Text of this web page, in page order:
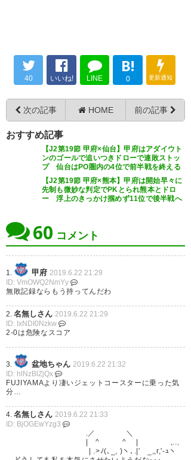
れたら、多分洸一が押し込んで
きた。佐藤洸一が点を取れるの
は、こういう所。 #vfk
— FR (Ventrock)
勝ったぁぁぁぁぁぁ！ 大逆転
https://t.co/fLWrCB4BzF
— ひろ🔥 (kumakuma1022)
2019, 6月 22
FC琉球を止めたぞー！ 輝く夜空
勝利の星は俺らの上に！ #VFK
— Shiron@高木さん大好き！
(Shiron79060299)
(MINItartan2708)2019, 6月 22
6/22 #琉球対甲府 試合結果 ○5-
2 厳しい戦いをチーム全員で勝
ち取りました‼️ #諦めない気持ち
が逆転劇を生みだしました🔥 試
合直後の様子をどうぞ💙❤️
https://t.co/Br1tSu64El
↑か
ら…https://t.co/n1daH2wNVZ
— ヴァンフォーレ甲府
(vfk_official)2019, 6月 22
40 いいね! LINE
B!
0 更新通知
次の記事 HOME 前の記事
おすすめ記事
【J2第19節 甲府×仙台】甲府はアダイウト
ンのゴールで追いつきドローで連敗ストッ
プ 仙台はPO圏内の4位で前半戦を終える
【J2第19節 甲府×熊本】甲府は開始早々に
先制も微妙な判定でPKとられ熊本とドロ
ー 浮上のきっかけ掴めず11位で後半戦へ
60 コメント
1. 甲府 2019.6.22 21:29
ID: VmOWQ2NmYy
無敗記録ならもう持ってんだわ
2. 名無しさん 2019.6.22 21:29
ID: IxNDI0Nzkw
2-0は危険なスコア
3. 盆地ちゃん 2019.6.22 21:32
ID: hlNzBlZjQx
FUJIYAMAより凄いジェットコースターに乗った気
分…
4. 名無しさん 2019.6.22 21:33
ID: BjOGEwYzg3
.／ ＼
| ^ ^ | ,..、
| .>ﾉ(､_, )ヽ､.|′ _,,r,'-ｭヽ